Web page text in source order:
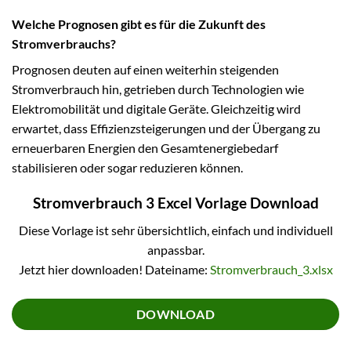
Welche Prognosen gibt es für die Zukunft des
Stromverbrauchs?
Prognosen deuten auf einen weiterhin steigenden
Stromverbrauch hin, getrieben durch Technologien wie
Elektromobilität und digitale Geräte. Gleichzeitig wird
erwartet, dass Effizienzsteigerungen und der Übergang zu
erneuerbaren Energien den Gesamtenergiebedarf
stabilisieren oder sogar reduzieren können.
Stromverbrauch 3 Excel Vorlage Download
Diese Vorlage ist sehr übersichtlich, einfach und individuell
anpassbar.
Jetzt hier downloaden! Dateiname: Stromverbrauch_3.xlsx
DOWNLOAD